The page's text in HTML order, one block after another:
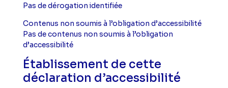
Pas de dérogation identifiée
Contenus non soumis à l’obligation d’accessibilité
Pas de contenus non soumis à l’obligation
d’accessibilité
Établissement de cette
déclaration d’accessibilité